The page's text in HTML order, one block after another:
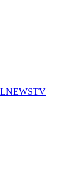
NEWSTV